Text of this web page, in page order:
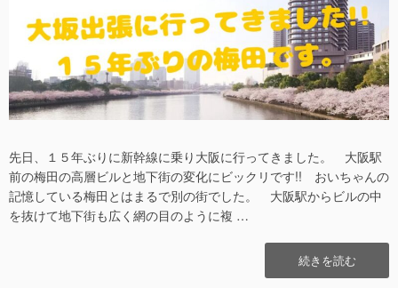
先日、１５年ぶりに新幹線に乗り大阪に行ってきました。 大阪駅
前の梅田の高層ビルと地下街の変化にビックリです!! おいちゃんの
記憶している梅田とはまるで別の街でした。 大阪駅からビルの中
を抜けて地下街も広く網の目のように複 …
“大
阪
続きを読む